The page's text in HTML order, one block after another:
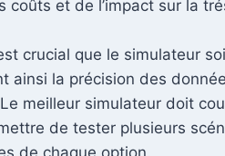
coûts et de l’impact sur la
crucial que le simulateur
ainsi la précision des
Le meilleur simulateur doit
de tester plusieurs